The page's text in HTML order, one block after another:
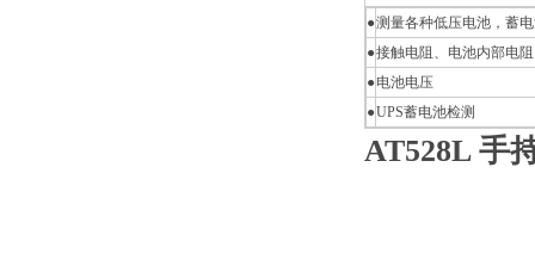
●测量各种低压电池，蓄
●接触电阻、电池内部电阻
●电池电压
●UPS蓄电池检测
AT528L 手